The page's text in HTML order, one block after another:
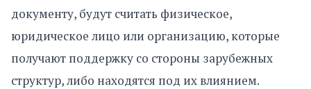
документу, будут считать физическое,
юридическое лицо или организацию, которые
получают поддержку со стороны зарубежных
структур, либо находятся под их влиянием.